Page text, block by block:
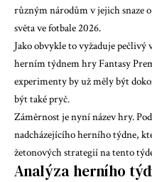
různým národům v jejich snaze
světa ve fotbale 2026.
Jako obvykle to vyžaduje pečlivý
herním týdnem hry Fantasy
experimenty by už měly být
být také pryč.
Záměrnost je nyní název hry.
nadcházejícího herního týdne,
žetonových strategií na tento
Analýza herního